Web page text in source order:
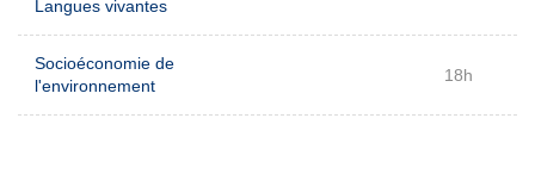
Langues vivantes
Socioéconomie de
l'environnement
18h